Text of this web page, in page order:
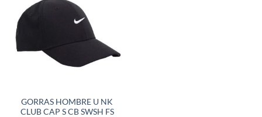
GORRAS HOMBRE U NK
CLUB CAP S CB SWSH FS